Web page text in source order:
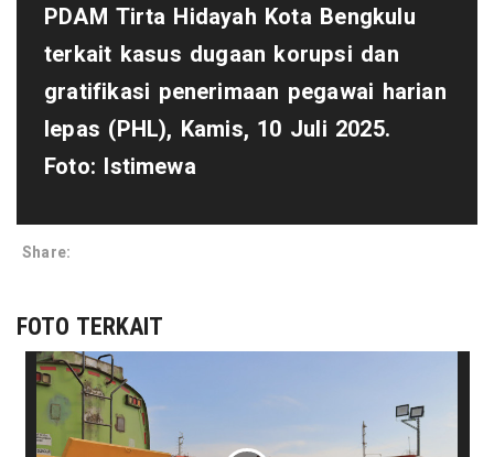
PDAM Tirta Hidayah Kota Bengkulu
terkait kasus dugaan korupsi dan
gratifikasi penerimaan pegawai harian
lepas (PHL), Kamis, 10 Juli 2025.
Foto: Istimewa
Share:
FOTO TERKAIT